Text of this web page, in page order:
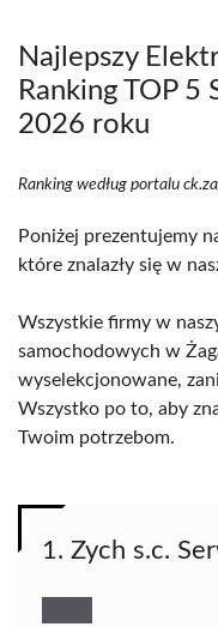
Najlepszy
Ranking TOP
2026 roku
Ranking według portalu
Poniżej prezentujemy
które znalazły się w
Wszystkie firmy w
samochodowych w
wyselekcjonowane,
Wszystko po to, aby
Twoim potrzebom.
1. Zych s.c.